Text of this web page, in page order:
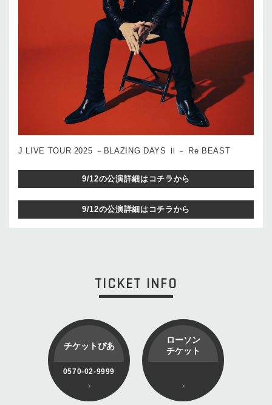
J LIVE TOUR 2025 －BLAZING DAYS Ⅱ－ Re BEAST
9/12の公演詳細はコチラから
9/12の公演詳細はコチラから
TICKET INFO
チケットぴあ
0570-02-9999
ローソン
チケット